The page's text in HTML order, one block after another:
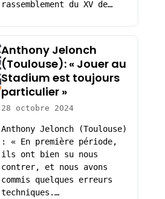
rassemblement du XV de…
Anthony Jelonch
(Toulouse): « Jouer au
Stadium est toujours
particulier »
28 octobre 2024
Anthony Jelonch (Toulouse)
: « En première période,
ils ont bien su nous
contrer, et nous avons
commis quelques erreurs
techniques.…